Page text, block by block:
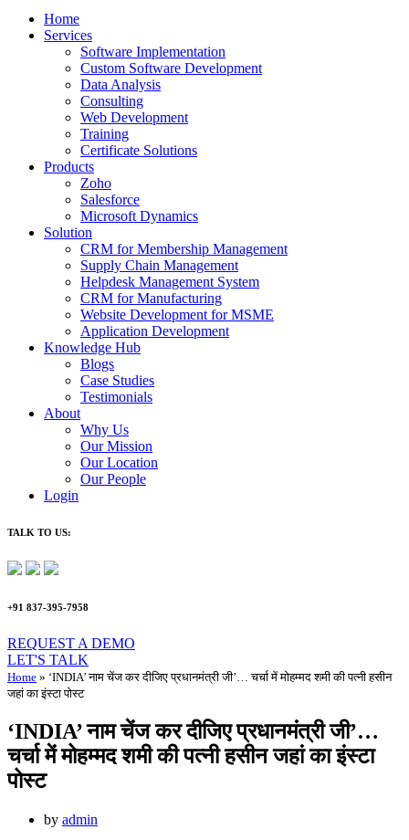
Home
Services
Software Implementation
Custom Software Development
Data Analysis
Consulting
Web Development
Training
Certificate Solutions
Products
Zoho
Salesforce
Microsoft Dynamics
Solution
CRM for Membership Management
Supply Chain Management
Helpdesk Management System
CRM for Manufacturing
Website Development for MSME
Application Development
Knowledge Hub
Blogs
Case Studies
Testimonials
About
Why Us
Our Mission
Our Location
Our People
Login
TALK TO US:
+91 837-395-7958
REQUEST A DEMO​
LET'S TALK
Home » ‘INDIA’ नाम चेंज कर दीजिए प्रधानमंत्री जी’… चर्चा में मोहम्मद शमी की पत्नी हसीन
जहां का इंस्टा पोस्ट
‘INDIA’ नाम चेंज कर दीजिए प्रधानमंत्री जी’…
चर्चा में मोहम्मद शमी की पत्नी हसीन जहां का इंस्टा
पोस्ट
by admin